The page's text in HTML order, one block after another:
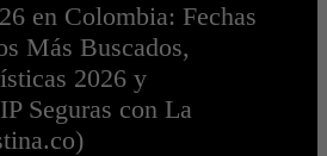
en Colombia: Fechas
Más Buscados,
2026 y
Seguras con La